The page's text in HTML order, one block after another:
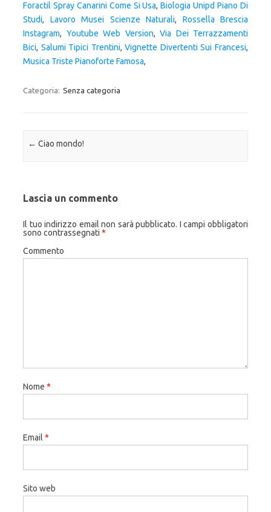
Foractil Spray Canarini Come Si Usa,Biologia Unipd Piano Di
Studi, Lavoro Musei Scienze Naturali, Rossella Brescia
Instagram, Youtube Web Version, Via Dei Terrazzamenti
Bici, Salumi Tipici Trentini,Vignette Divertenti Sui Francesi,
Musica Triste Pianoforte Famosa,
Categoria: Senza categoria
Navigazione articolo
← Ciao mondo!
Lascia un commento
Il tuo indirizzo email non sarà pubblicato. I campi obbligatori
sono contrassegnati *
Commento
Nome *
Email *
Sito web